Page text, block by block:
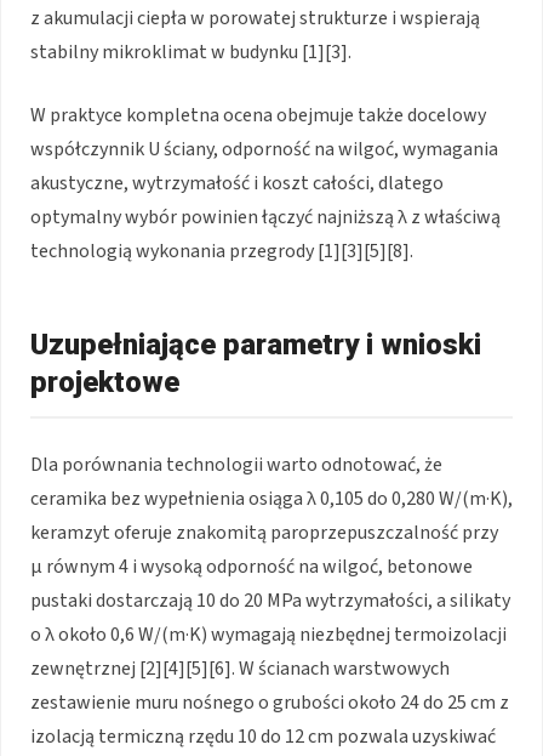
z akumulacji ciepła w porowatej strukturze i wspierają
stabilny mikroklimat w budynku [1][3].
W praktyce kompletna ocena obejmuje także docelowy
współczynnik U ściany, odporność na wilgoć, wymagania
akustyczne, wytrzymałość i koszt całości, dlatego
optymalny wybór powinien łączyć najniższą λ z właściwą
technologią wykonania przegrody [1][3][5][8].
Uzupełniające parametry i wnioski
projektowe
Dla porównania technologii warto odnotować, że
ceramika bez wypełnienia osiąga λ 0,105 do 0,280 W/(m·K),
keramzyt oferuje znakomitą paroprzepuszczalność przy
μ równym 4 i wysoką odporność na wilgoć, betonowe
pustaki dostarczają 10 do 20 MPa wytrzymałości, a silikaty
o λ około 0,6 W/(m·K) wymagają niezbędnej termoizolacji
zewnętrznej [2][4][5][6]. W ścianach warstwowych
zestawienie muru nośnego o grubości około 24 do 25 cm z
izolacją termiczną rzędu 10 do 12 cm pozwala uzyskiwać